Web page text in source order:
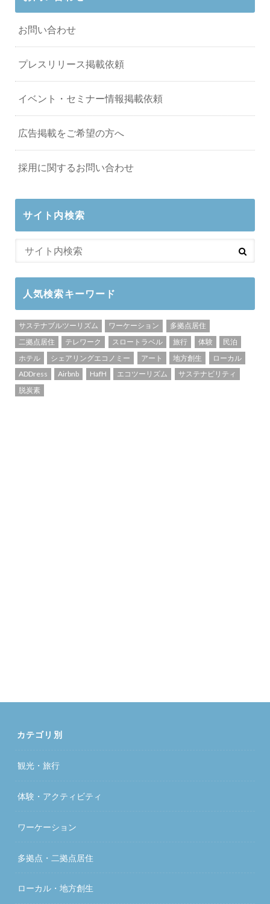
お問い合わせ
プレスリリース掲載依頼
イベント・セミナー情報掲載依頼
広告掲載をご希望の方へ
採用に関するお問い合わせ
サイト内検索
人気検索キーワード
サステナブルツーリズム ワーケーション
多拠点居住
二拠点居住
テレワーク スロートラベル 旅行 体験
民泊
ホテル
シェアリングエコノミー アート 地方創生
ローカル
ADDress
Airbnb HafH エコツーリズム
サステナビリティ
脱炭素
カテゴリ別
観光・旅行
体験・アクティビティ
ワーケーション
多拠点・二拠点居住
ローカル・地方創生